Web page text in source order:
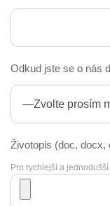
Odkud jste se o nás
Životopis (doc, docx,
Pro rychlejší a